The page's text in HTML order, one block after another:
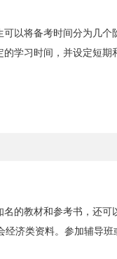
以将备考时间分为几个
学习时间，并设定短期
的教材和参考书，还可
济类资料。参加辅导班